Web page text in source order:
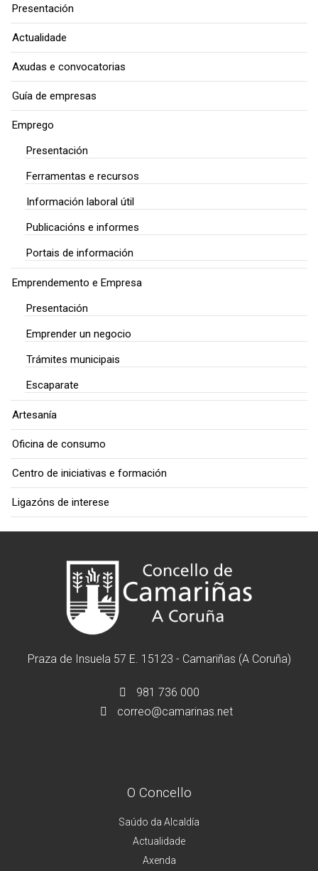
Presentación
Actualidade
Axudas e convocatorias
Guía de empresas
Emprego
Presentación
Ferramentas e recursos
Información laboral útil
Publicacións e informes
Portais de información
Emprendemento e Empresa
Presentación
Emprender un negocio
Trámites municipais
Escaparate
Artesanía
Oficina de consumo
Centro de iniciativas e formación
Ligazóns de interese
Praza de Insuela 57 E. 15123 - Camariñas (A Coruña)
981 736 000
correo@camarinas.net
O Concello
Saúdo da Alcaldía
Actualidade
Axenda